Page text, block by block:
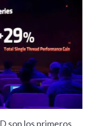
son los primeros